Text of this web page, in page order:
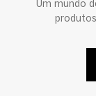
Um mundo